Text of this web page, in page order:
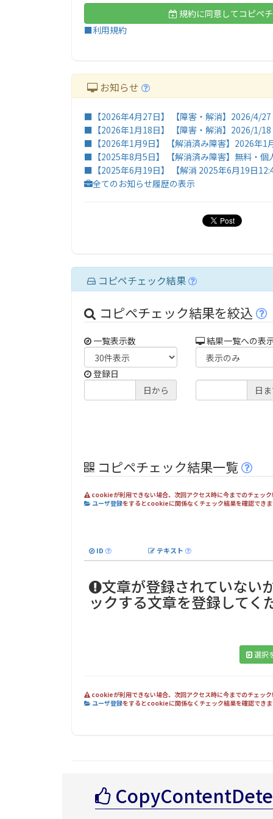
規約に同意してコピペ
■利用規約
お知らせ
■【2026年4月27日】 【障害・解消】2026/4/
■【2026年1月18日】 【障害・解消】2026/1/
■【2026年1月9日】 【解消済み障害】2026年1
■【2025年8月5日】 【解消済み障害】無料・
■【2025年6月19日】 【解消 2025年6月19日
全てのお知らせ履歴の表示
コピペチェック結果
コピペチェック結果を絞込
一覧表示数 結果一覧への表
登録日
日から
日
コピペチェック結果一覧
cookieが利用できない場合、次回アクセス時に今までのチェッ
ユーザ登録をするとcookieに関係なくチェック結果を確認でき
ID テキスト
文章が登録されていない
ックする文章を登録してく
選択
cookieが利用できない場合、次回アクセス時に今までのチェッ
ユーザ登録をするとcookieに関係なくチェック結果を確認でき